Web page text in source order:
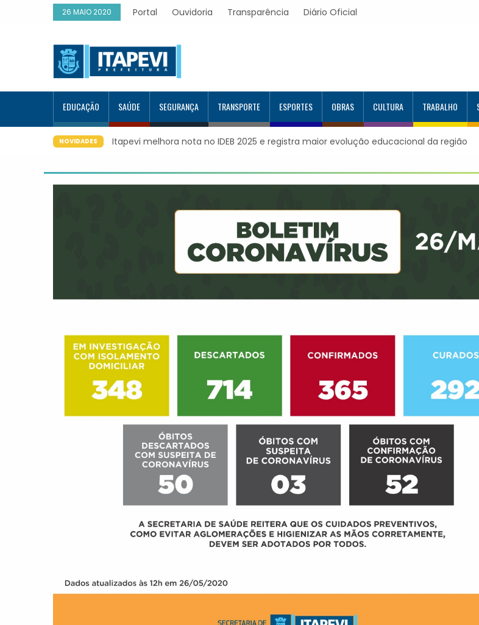
26 MAIO 2020 Portal Ouvidoria Transparência Diário Oficial
EDUCAÇÃO SAÚDE SEGURANÇA TRANSPORTE ESPORTES OBRAS CULTURA TRABALHO
NOVIDADES Itapevi melhora nota no IDEB 2025 e registra maior evolução educacional da região